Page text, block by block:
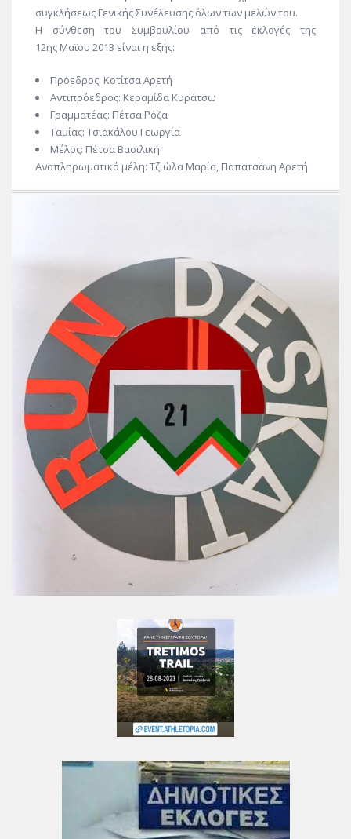
συγκλήσεως Γενικής Συνέλευσης όλων των μελών του.
Η σύνθεση του Συμβουλίου από τις έκλογές της
12ης Μαϊου 2013 είναι η εξής:
Πρόεδρος: Κοτίτσα Αρετή
Αντιπρόεδρος: Κεραμίδα Κυράτσω
Γραμματέας: Πέτσα Ρόζα
Ταμίας: Τσιακάλου Γεωργία
Μέλος: Πέτσα Βασιλική
Αναπληρωματικά μέλη: Τζιώλα Μαρία, Παπατσάνη Αρετή